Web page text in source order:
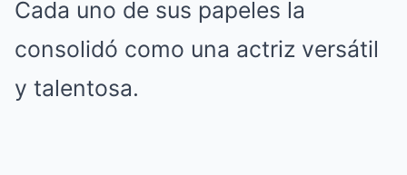
Cada uno de sus papeles la
consolidó como una actriz versátil
y talentosa.